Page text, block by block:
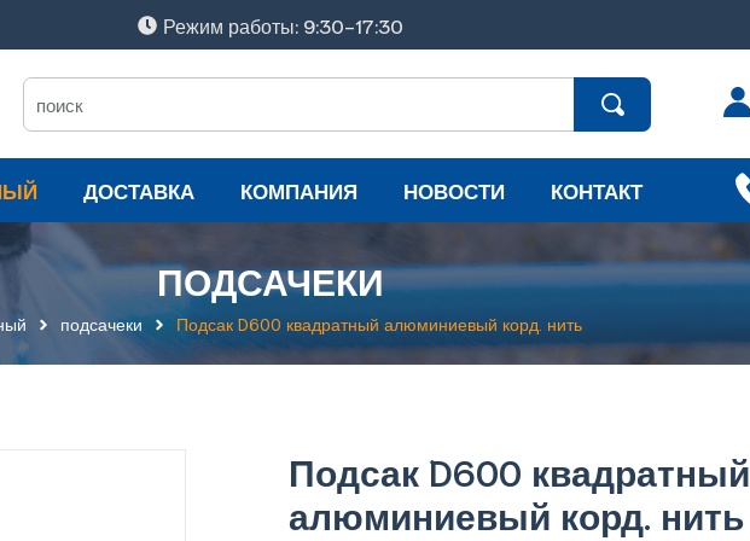
Режим работы: 9:30-17:30
ДОСТАВКА КОМПАНИЯ НОВОСТИ КОНТАКТ
ПОДСАЧЕКИ
подсачеки Подсак D600 квадратный алюминиевый корд. нить
Подсак D600 квадратный
алюминиевый корд. нить